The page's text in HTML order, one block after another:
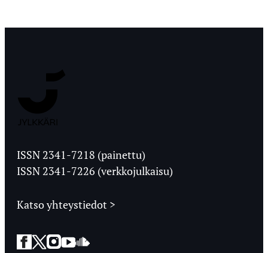
Ylioppilaslehti
ISSN 2341-7218 (painettu)
ISSN 2341-7226 (verkkojulkaisu)
Katso yhteystiedot >
Facebook
Twitter
Instagram
YouTube
SoundCloud